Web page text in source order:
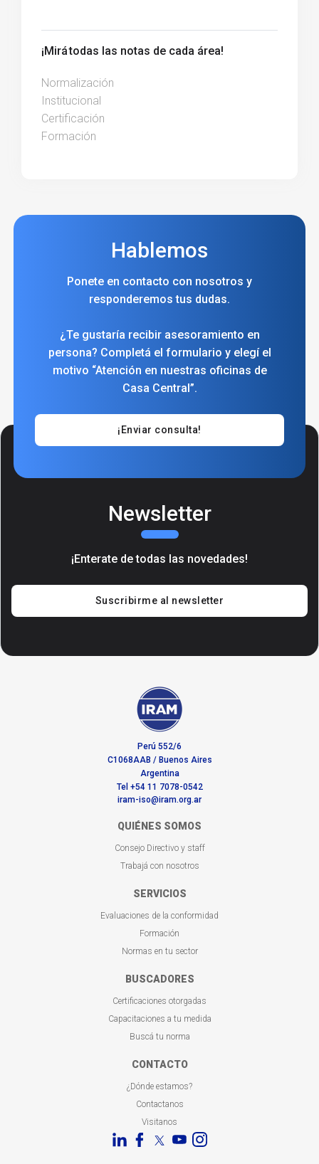
¡Mirá todas las notas de cada área!
Normalización
Institucional
Certificación
Formación
Hablemos
Ponete en contacto con nosotros y
responderemos tus dudas.
¿Te gustaría recibir asesoramiento en
persona? Completá el formulario y elegí el
motivo “Atención en nuestras oficinas de
Casa Central”.
¡Enviar consulta!
Newsletter
¡Enterate de todas las novedades!
Suscribirme al newsletter
Perú 552/6
C1068AAB / Buenos Aires
Argentina
Tel +54 11 7078-0542
iram-iso@iram.org.ar
QUIÉNES SOMOS
Consejo Directivo y staff
Trabajá con nosotros
SERVICIOS
Evaluaciones de la conformidad
Formación
Normas en tu sector
BUSCADORES
Certificaciones otorgadas
Capacitaciones a tu medida
Buscá tu norma
CONTACTO
¿Dónde estamos?
Contactanos
Visitanos